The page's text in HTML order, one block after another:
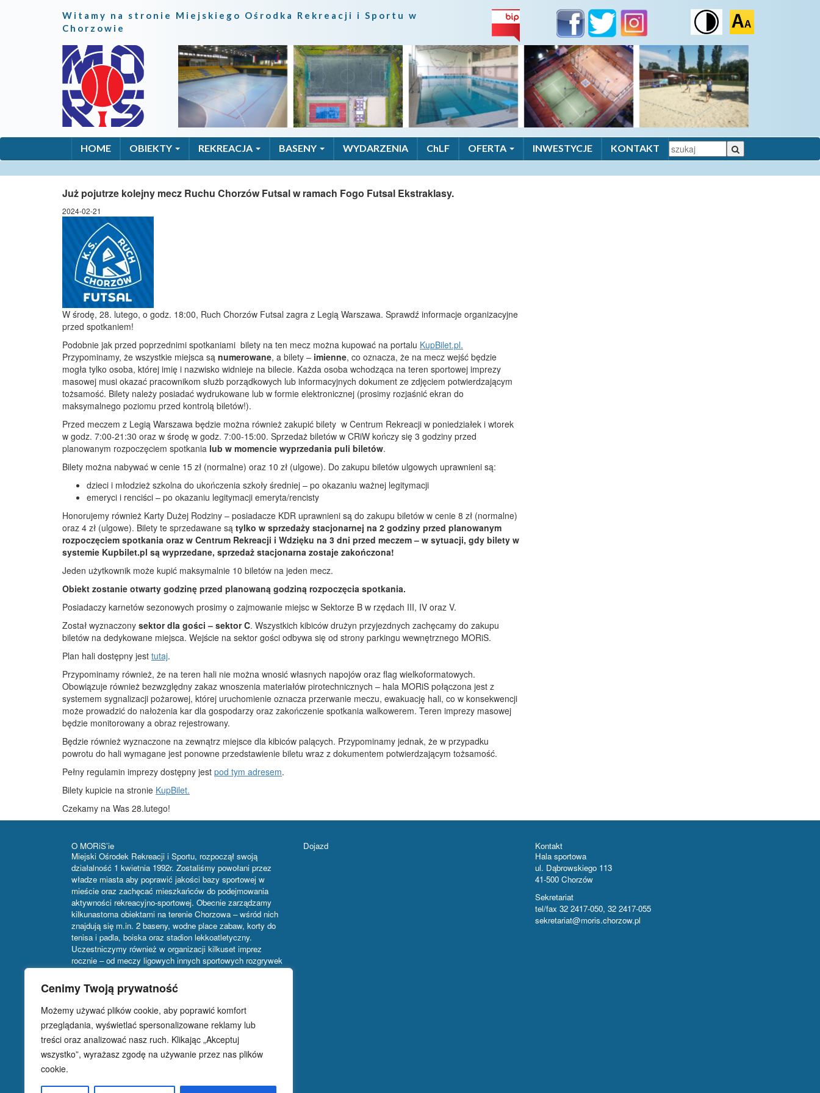
Cenimy Twoją prywatność
Możemy używać plików cookie, aby poprawić komfort
przeglądania, wyświetlać spersonalizowane reklamy lub
treści oraz analizować nasz ruch. Klikając „Akceptuj
wszystko”, wyrażasz zgodę na używanie przez nas plików
cookie.
Witamy na stronie Miejskiego Ośrodka Rekreacji i Sportu w
Chorzowie
HOME OBIEKTY REKREACJA BASENY WYDARZENIA ChLF OFERTA INWESTYCJE KONTAKT
Już pojutrze kolejny mecz Ruchu Chorzów Futsal w ramach Fogo Futsal Ekstraklasy.
2024-02-21
W środę, 28. lutego, o godz. 18:00, Ruch Chorzów Futsal zagra z Legią Warszawa. Sprawdź informacje organizacyjne
przed spotkaniem!
Podobnie jak przed poprzednimi spotkaniami bilety na ten mecz można kupować na portalu KupBilet.pl.
Przypominamy, że wszystkie miejsca są numerowane, a bilety – imienne, co oznacza, że na mecz wejść będzie
mogła tylko osoba, której imię i nazwisko widnieje na bilecie. Każda osoba wchodząca na teren sportowej imprezy
masowej musi okazać pracownikom służb porządkowych lub informacyjnych dokument ze zdjęciem potwierdzającym
tożsamość. Bilety należy posiadać wydrukowane lub w formie elektronicznej (prosimy rozjaśnić ekran do
maksymalnego poziomu przed kontrolą biletów!).
Przed meczem z Legią Warszawa będzie można również zakupić bilety w Centrum Rekreacji w poniedziałek i wtorek
w godz. 7:00-21:30 oraz w środę w godz. 7:00-15:00. Sprzedaż biletów w CRiW kończy się 3 godziny przed
planowanym rozpoczęciem spotkania lub w momencie wyprzedania puli biletów.
Bilety można nabywać w cenie 15 zł (normalne) oraz 10 zł (ulgowe). Do zakupu biletów ulgowych uprawnieni są:
dzieci i młodzież szkolna do ukończenia szkoły średniej – po okazaniu ważnej legitymacji
emeryci i renciści – po okazaniu legitymacji emeryta/rencisty
Honorujemy również Karty Dużej Rodziny – posiadacze KDR uprawnieni są do zakupu biletów w cenie 8 zł (normalne)
oraz 4 zł (ulgowe). Bilety te sprzedawane są tylko w sprzedaży stacjonarnej na 2 godziny przed planowanym
rozpoczęciem spotkania oraz w Centrum Rekreacji i Wdzięku na 3 dni przed meczem – w sytuacji, gdy bilety w
systemie Kupbilet.pl są wyprzedane, sprzedaż stacjonarna zostaje zakończona!
Jeden użytkownik może kupić maksymalnie 10 biletów na jeden mecz.
Obiekt zostanie otwarty godzinę przed planowaną godziną rozpoczęcia spotkania.
Posiadaczy karnetów sezonowych prosimy o zajmowanie miejsc w Sektorze B w rzędach III, IV oraz V.
Został wyznaczony sektor dla gości – sektor C. Wszystkich kibiców drużyn przyjezdnych zachęcamy do zakupu
biletów na dedykowane miejsca. Wejście na sektor gości odbywa się od strony parkingu wewnętrznego MORiS.
Plan hali dostępny jest tutaj.
Przypominamy również, że na teren hali nie można wnosić własnych napojów oraz flag wielkoformatowych.
Obowiązuje również bezwzględny zakaz wnoszenia materiałów pirotechnicznych – hala MORiS połączona jest z
systemem sygnalizacji pożarowej, której uruchomienie oznacza przerwanie meczu, ewakuację hali, co w konsekwencji
może prowadzić do nałożenia kar dla gospodarzy oraz zakończenie spotkania walkowerem. Teren imprezy masowej
będzie monitorowany a obraz rejestrowany.
Będzie również wyznaczone na zewnątrz miejsce dla kibiców palących. Przypominamy jednak, że w przypadku
powrotu do hali wymagane jest ponowne przedstawienie biletu wraz z dokumentem potwierdzającym tożsamość.
Pełny regulamin imprezy dostępny jest pod tym adresem.
Bilety kupicie na stronie KupBilet.
Czekamy na Was 28.lutego!
O MORiS’ie
Miejski Ośrodek Rekreacji i Sportu, rozpoczął swoją
działalność 1 kwietnia 1992r. Zostaliśmy powołani przez
władze miasta aby poprawić jakości bazy sportowej w
mieście oraz zachęcać mieszkańców do podejmowania
aktywności rekreacyjno-sportowej. Obecnie zarządzamy
kilkunastoma obiektami na terenie Chorzowa – wśród nich
znajdują się m.in. 2 baseny, wodne place zabaw, korty do
tenisa i padla, boiska oraz stadion lekkoatletyczny.
Uczestniczymy również w organizacji kilkuset imprez
rocznie – od meczy ligowych innych sportowych rozgrywek
i turniejów, przez wydarzenia kulturalne i rozrywkowe, aż po
targi, giełdy i wystawy. Główną siedzibą MORiS Chorzów
jest budynek hali sportowej przy ul. Dąbrowskiego 113.
Najnowsze komentarze
Archiwa
Meta
Dojazd
Kontakt
Hala sportowa
ul. Dąbrowskiego 113
41-500 Chorzów
Sekretariat
tel/fax 32 2417-050, 32 2417-055
sekretariat@moris.chorzow.pl